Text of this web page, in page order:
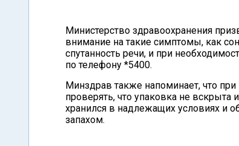
Министерство здравоохранения
внимание на такие симптомы, как
спутанность речи, и при
по телефону *5400.
Минздрав также напоминает, что
проверять, что упаковка не
хранился в надлежащих условиях и
запахом.